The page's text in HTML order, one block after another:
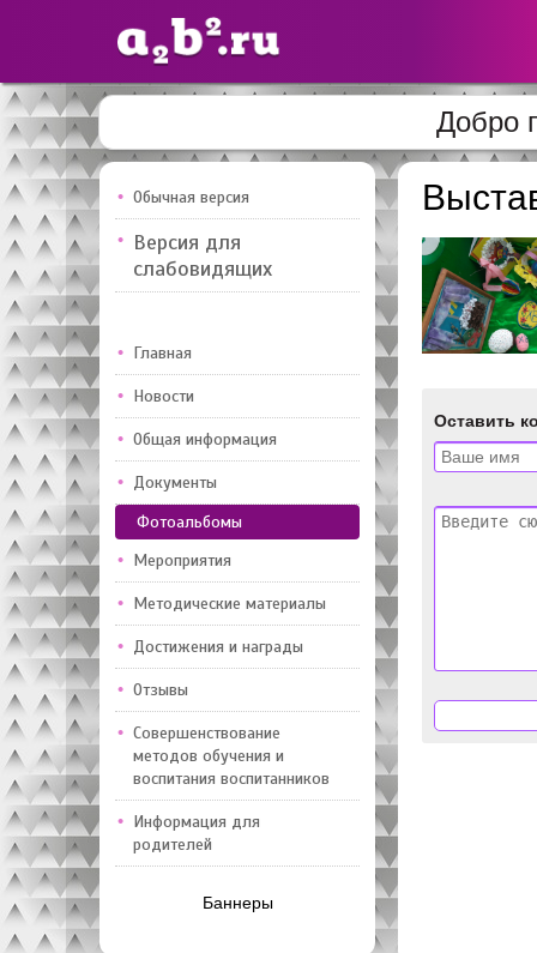
Сайты
педагогов
Добавлено — 10947
Добро
Обычная версия
Версия для
слабовидящих
Главная
Новости
Общая информация
Документы
Фотоальбомы
Мероприятия
Методические материалы
Достижения и награды
Отзывы
Совершенствование
методов обучения и
воспитания воспитанников
Информация для
родителей
Баннеры
Оставить